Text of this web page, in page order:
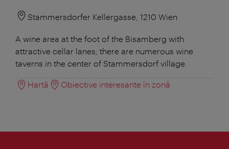
Stammersdorfer Kellergasse, 1210 Wien
A wine area at the foot of the Bisamberg with
attractive cellar lanes; there are numerous wine
taverns in the center of Stammersdorf village.
Hartă Obiective interesante în zonă